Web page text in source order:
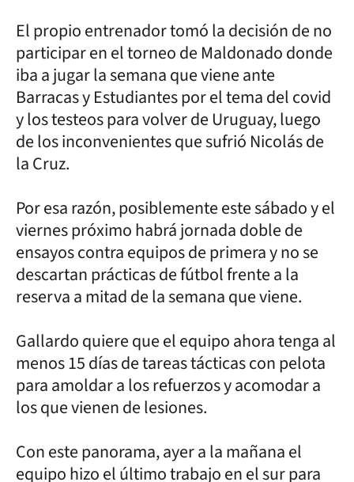
El propio entrenador tomó la decisión de no
participar en el torneo de Maldonado donde
iba a jugar la semana que viene ante
Barracas y Estudiantes por el tema del covid
y los testeos para volver de Uruguay, luego
de los inconvenientes que sufrió Nicolás de
la Cruz.
Por esa razón, posiblemente este sábado y el
viernes próximo habrá jornada doble de
ensayos contra equipos de primera y no se
descartan prácticas de fútbol frente a la
reserva a mitad de la semana que viene.
Gallardo quiere que el equipo ahora tenga al
menos 15 días de tareas tácticas con pelota
para amoldar a los refuerzos y acomodar a
los que vienen de lesiones.
Con este panorama, ayer a la mañana el
equipo hizo el último trabajo en el sur para